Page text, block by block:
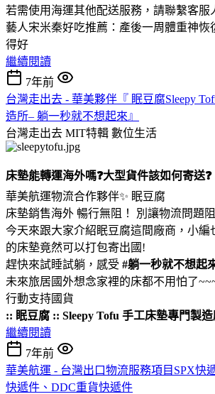
若需使用海運其他配送服務，請聯繫客服
藝人宋米秦好吃推薦：產後一周體重神恢
得好
繼續閱讀
7年前
台灣走出去 - 華美夥伴『 眠豆腐Sleepy
造所– 躺一秒就不想起來』
台灣走出去 MIT特輯 數位生活
床墊能轉運海外嗎❓大型貨件該如何寄送❓
華美航運物流合作夥伴✨ 眠豆腐
床墊銷售海外 暢行無阻！ 別讓物流問題
今天來跟大家介紹眠豆腐這間廠商，小編
的床墊竟然可以打包寄出國!
趕快來試睡試躺，感受 #躺一秒就不想起
未來旅居國外想念家裡的床都不用怕了
行動支持國貨
:: 眠豆腐 :: Sleepy Tofu 手工床墊專門製
繼續閱讀
7年前
華美航運 - 台灣出口物流服務項目SPX快
快遞件、DDC重貨快遞件